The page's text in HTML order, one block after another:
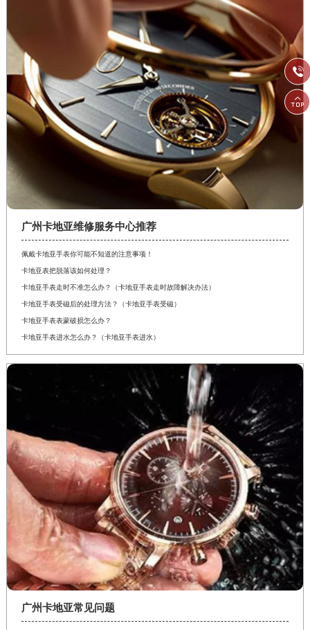
广州卡地亚维修服务中心推荐
佩戴卡地亚手表你可能不知道的注意事项！
卡地亚表把脱落该如何处理？
卡地亚手表走时不准怎么办？（卡地亚手表走时故障解决办法）
卡地亚手表受磁后的处理方法？（卡地亚手表受磁）
卡地亚手表表蒙破损怎么办？
卡地亚手表进水怎么办？（卡地亚手表进水）
广州卡地亚常见问题

